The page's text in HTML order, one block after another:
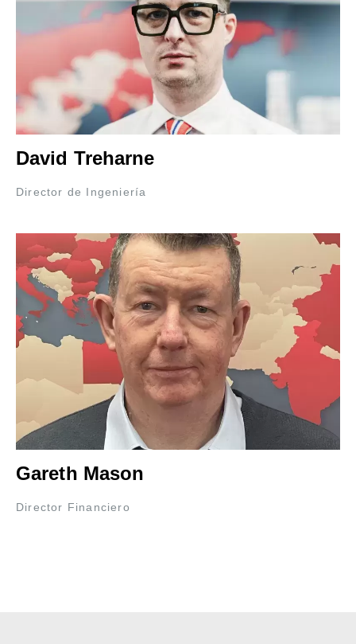
David Treharne
Director de Ingeniería
Gareth Mason
Director Financiero